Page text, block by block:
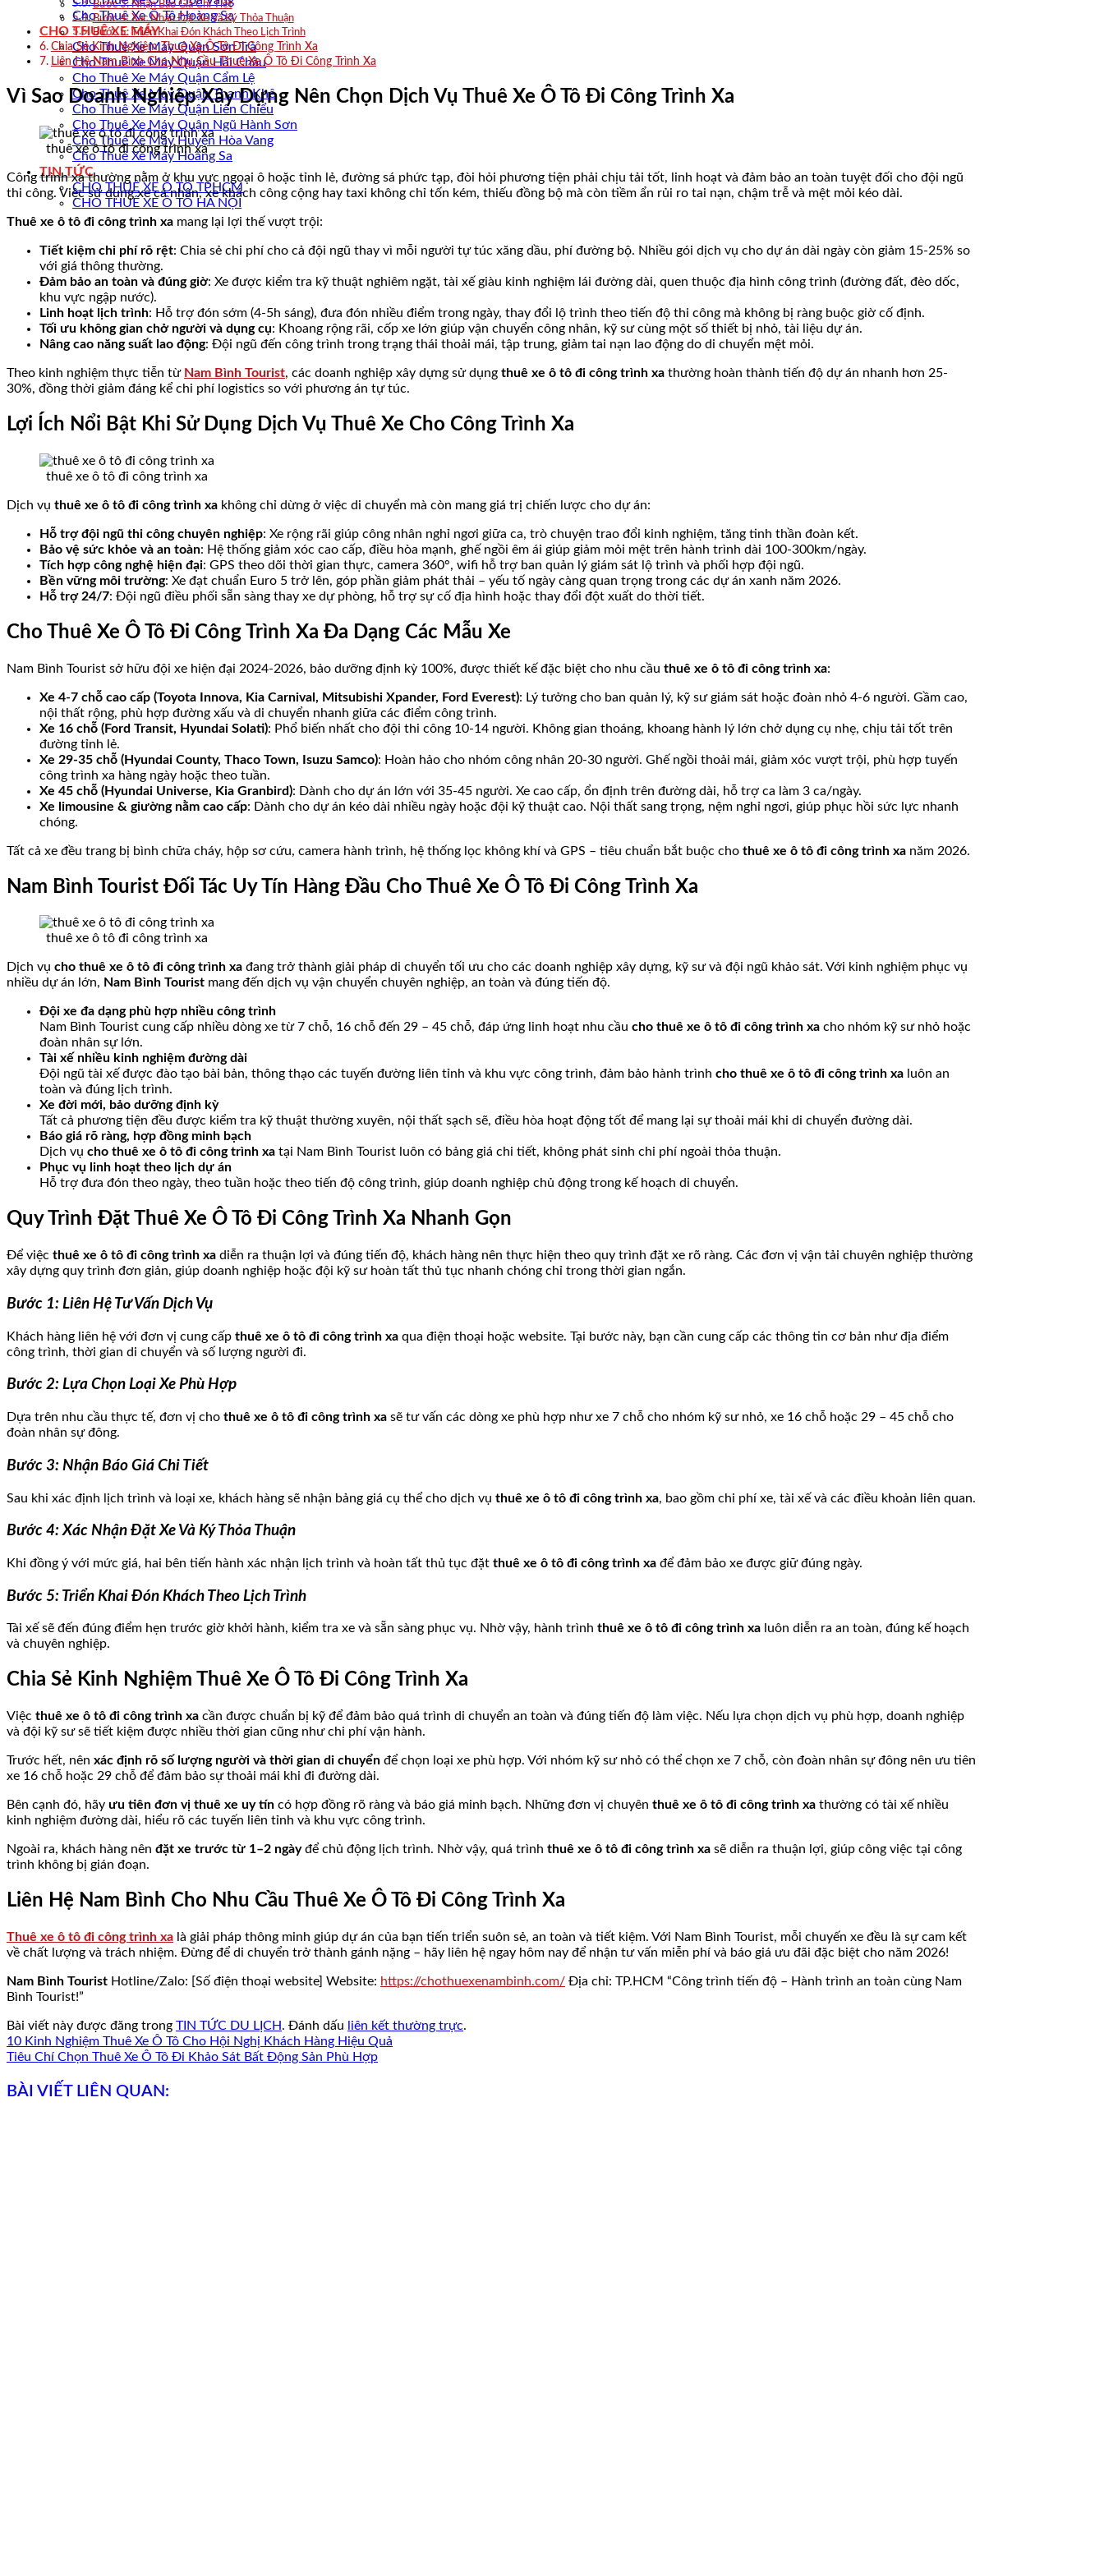
Cho Thuê Xe Ô Tô Hoàng Sa
CHO THUÊ XE MÁY
Cho Thuê Xe Máy Quận Sơn Trà
Cho Thuê Xe Máy Quận Hải Châu
Cho Thuê Xe Máy Quận Cẩm Lệ
Cho Thuê Xe Máy Quận Thanh Khê
Cho Thuê Xe Máy Quận Liên Chiểu
Cho Thuê Xe Máy Quận Ngũ Hành Sơn
Cho Thuê Xe Máy Huyện Hòa Vang
Cho Thuê Xe Máy Hoàng Sa
TIN TỨC
CHO THUÊ XE Ô TÔ TPHCM
CHO THUÊ XE Ô TÔ HÀ NỘI
Bước 3: Nhận Báo Giá Chi Tiết
Bước 4: Xác Nhận Đặt Xe Và Ký Thỏa Thuận
Bước 5: Triển Khai Đón Khách Theo Lịch Trình
Chia Sẻ Kinh Nghiệm Thuê Xe Ô Tô Đi Công Trình Xa
Liên Hệ Nam Bình Cho Nhu Cầu Thuê Xe Ô Tô Đi Công Trình Xa
Vì Sao Doanh Nghiệp Xây Dựng Nên Chọn Dịch Vụ Thuê Xe Ô Tô Đi Công Trình Xa
thuê xe ô tô đi công trình xa
Công trình xa thường nằm ở khu vực ngoại ô hoặc tỉnh lẻ, đường sá phức tạp, đòi hỏi phương tiện phải chịu tải tốt, linh hoạt và đảm bảo an toàn tuyệt đối cho đội ngũ
thi công. Việc sử dụng xe cá nhân, xe khách công cộng hay taxi không chỉ tốn kém, thiếu đồng bộ mà còn tiềm ẩn rủi ro tai nạn, chậm trễ và mệt mỏi kéo dài.
Thuê xe ô tô đi công trình xa mang lại lợi thế vượt trội:
Tiết kiệm chi phí rõ rệt: Chia sẻ chi phí cho cả đội ngũ thay vì mỗi người tự túc xăng dầu, phí đường bộ. Nhiều gói dịch vụ cho dự án dài ngày còn giảm 15-25% so
với giá thông thường.
Đảm bảo an toàn và đúng giờ: Xe được kiểm tra kỹ thuật nghiêm ngặt, tài xế giàu kinh nghiệm lái đường dài, quen thuộc địa hình công trình (đường đất, đèo dốc,
khu vực ngập nước).
Linh hoạt lịch trình: Hỗ trợ đón sớm (4-5h sáng), đưa đón nhiều điểm trong ngày, thay đổi lộ trình theo tiến độ thi công mà không bị ràng buộc giờ cố định.
Tối ưu không gian chở người và dụng cụ: Khoang rộng rãi, cốp xe lớn giúp vận chuyển công nhân, kỹ sư cùng một số thiết bị nhỏ, tài liệu dự án.
Nâng cao năng suất lao động: Đội ngũ đến công trình trong trạng thái thoải mái, tập trung, giảm tai nạn lao động do di chuyển mệt mỏi.
Theo kinh nghiệm thực tiễn từ Nam Bình Tourist, các doanh nghiệp xây dựng sử dụng thuê xe ô tô đi công trình xa thường hoàn thành tiến độ dự án nhanh hơn 25-
30%, đồng thời giảm đáng kể chi phí logistics so với phương án tự túc.
Lợi Ích Nổi Bật Khi Sử Dụng Dịch Vụ Thuê Xe Cho Công Trình Xa
thuê xe ô tô đi công trình xa
Dịch vụ thuê xe ô tô đi công trình xa không chỉ dừng ở việc di chuyển mà còn mang giá trị chiến lược cho dự án:
Hỗ trợ đội ngũ thi công chuyên nghiệp: Xe rộng rãi giúp công nhân nghỉ ngơi giữa ca, trò chuyện trao đổi kinh nghiệm, tăng tinh thần đoàn kết.
Bảo vệ sức khỏe và an toàn: Hệ thống giảm xóc cao cấp, điều hòa mạnh, ghế ngồi êm ái giúp giảm mỏi mệt trên hành trình dài 100-300km/ngày.
Tích hợp công nghệ hiện đại: GPS theo dõi thời gian thực, camera 360°, wifi hỗ trợ ban quản lý giám sát lộ trình và phối hợp đội ngũ.
Bền vững môi trường: Xe đạt chuẩn Euro 5 trở lên, góp phần giảm phát thải – yếu tố ngày càng quan trọng trong các dự án xanh năm 2026.
Hỗ trợ 24/7: Đội ngũ điều phối sẵn sàng thay xe dự phòng, hỗ trợ sự cố địa hình hoặc thay đổi đột xuất do thời tiết.
Cho Thuê Xe Ô Tô Đi Công Trình Xa Đa Dạng Các Mẫu Xe
Nam Bình Tourist sở hữu đội xe hiện đại 2024-2026, bảo dưỡng định kỳ 100%, được thiết kế đặc biệt cho nhu cầu thuê xe ô tô đi công trình xa:
Xe 4-7 chỗ cao cấp (Toyota Innova, Kia Carnival, Mitsubishi Xpander, Ford Everest): Lý tưởng cho ban quản lý, kỹ sư giám sát hoặc đoàn nhỏ 4-6 người. Gầm cao,
nội thất rộng, phù hợp đường xấu và di chuyển nhanh giữa các điểm công trình.
Xe 16 chỗ (Ford Transit, Hyundai Solati): Phổ biến nhất cho đội thi công 10-14 người. Không gian thoáng, khoang hành lý lớn chở dụng cụ nhẹ, chịu tải tốt trên
đường tỉnh lẻ.
Xe 29-35 chỗ (Hyundai County, Thaco Town, Isuzu Samco): Hoàn hảo cho nhóm công nhân 20-30 người. Ghế ngồi thoải mái, giảm xóc vượt trội, phù hợp tuyến
công trình xa hàng ngày hoặc theo tuần.
Xe 45 chỗ (Hyundai Universe, Kia Granbird): Dành cho dự án lớn với 35-45 người. Xe cao cấp, ổn định trên đường dài, hỗ trợ ca làm 3 ca/ngày.
Xe limousine & giường nằm cao cấp: Dành cho dự án kéo dài nhiều ngày hoặc đội kỹ thuật cao. Nội thất sang trọng, nệm nghỉ ngơi, giúp phục hồi sức lực nhanh
chóng.
Tất cả xe đều trang bị bình chữa cháy, hộp sơ cứu, camera hành trình, hệ thống lọc không khí và GPS – tiêu chuẩn bắt buộc cho thuê xe ô tô đi công trình xa năm 2026.
Nam Bình Tourist Đối Tác Uy Tín Hàng Đầu Cho Thuê Xe Ô Tô Đi Công Trình Xa
thuê xe ô tô đi công trình xa
Dịch vụ cho thuê xe ô tô đi công trình xa đang trở thành giải pháp di chuyển tối ưu cho các doanh nghiệp xây dựng, kỹ sư và đội ngũ khảo sát. Với kinh nghiệm phục vụ
nhiều dự án lớn, Nam Bình Tourist mang đến dịch vụ vận chuyển chuyên nghiệp, an toàn và đúng tiến độ.
Đội xe đa dạng phù hợp nhiều công trình
Nam Bình Tourist cung cấp nhiều dòng xe từ 7 chỗ, 16 chỗ đến 29 – 45 chỗ, đáp ứng linh hoạt nhu cầu cho thuê xe ô tô đi công trình xa cho nhóm kỹ sư nhỏ hoặc
đoàn nhân sự lớn.
Tài xế nhiều kinh nghiệm đường dài
Đội ngũ tài xế được đào tạo bài bản, thông thạo các tuyến đường liên tỉnh và khu vực công trình, đảm bảo hành trình cho thuê xe ô tô đi công trình xa luôn an
toàn và đúng lịch trình.
Xe đời mới, bảo dưỡng định kỳ
Tất cả phương tiện đều được kiểm tra kỹ thuật thường xuyên, nội thất sạch sẽ, điều hòa hoạt động tốt để mang lại sự thoải mái khi di chuyển đường dài.
Báo giá rõ ràng, hợp đồng minh bạch
Dịch vụ cho thuê xe ô tô đi công trình xa tại Nam Bình Tourist luôn có bảng giá chi tiết, không phát sinh chi phí ngoài thỏa thuận.
Phục vụ linh hoạt theo lịch dự án
Hỗ trợ đưa đón theo ngày, theo tuần hoặc theo tiến độ công trình, giúp doanh nghiệp chủ động trong kế hoạch di chuyển.
Quy Trình Đặt Thuê Xe Ô Tô Đi Công Trình Xa Nhanh Gọn
Để việc thuê xe ô tô đi công trình xa diễn ra thuận lợi và đúng tiến độ, khách hàng nên thực hiện theo quy trình đặt xe rõ ràng. Các đơn vị vận tải chuyên nghiệp thường
xây dựng quy trình đơn giản, giúp doanh nghiệp hoặc đội kỹ sư hoàn tất thủ tục nhanh chóng chỉ trong thời gian ngắn.
Bước 1: Liên Hệ Tư Vấn Dịch Vụ
Khách hàng liên hệ với đơn vị cung cấp thuê xe ô tô đi công trình xa qua điện thoại hoặc website. Tại bước này, bạn cần cung cấp các thông tin cơ bản như địa điểm
công trình, thời gian di chuyển và số lượng người đi.
Bước 2: Lựa Chọn Loại Xe Phù Hợp
Dựa trên nhu cầu thực tế, đơn vị cho thuê xe ô tô đi công trình xa sẽ tư vấn các dòng xe phù hợp như xe 7 chỗ cho nhóm kỹ sư nhỏ, xe 16 chỗ hoặc 29 – 45 chỗ cho
đoàn nhân sự đông.
Bước 3: Nhận Báo Giá Chi Tiết
Sau khi xác định lịch trình và loại xe, khách hàng sẽ nhận bảng giá cụ thể cho dịch vụ thuê xe ô tô đi công trình xa, bao gồm chi phí xe, tài xế và các điều khoản liên quan.
Bước 4: Xác Nhận Đặt Xe Và Ký Thỏa Thuận
Khi đồng ý với mức giá, hai bên tiến hành xác nhận lịch trình và hoàn tất thủ tục đặt thuê xe ô tô đi công trình xa để đảm bảo xe được giữ đúng ngày.
Bước 5: Triển Khai Đón Khách Theo Lịch Trình
Tài xế sẽ đến đúng điểm hẹn trước giờ khởi hành, kiểm tra xe và sẵn sàng phục vụ. Nhờ vậy, hành trình thuê xe ô tô đi công trình xa luôn diễn ra an toàn, đúng kế hoạch
và chuyên nghiệp.
Chia Sẻ Kinh Nghiệm Thuê Xe Ô Tô Đi Công Trình Xa
Việc thuê xe ô tô đi công trình xa cần được chuẩn bị kỹ để đảm bảo quá trình di chuyển an toàn và đúng tiến độ làm việc. Nếu lựa chọn dịch vụ phù hợp, doanh nghiệp
và đội kỹ sư sẽ tiết kiệm được nhiều thời gian cũng như chi phí vận hành.
Trước hết, nên xác định rõ số lượng người và thời gian di chuyển để chọn loại xe phù hợp. Với nhóm kỹ sư nhỏ có thể chọn xe 7 chỗ, còn đoàn nhân sự đông nên ưu tiên
xe 16 chỗ hoặc 29 chỗ để đảm bảo sự thoải mái khi đi đường dài.
Bên cạnh đó, hãy ưu tiên đơn vị thuê xe uy tín có hợp đồng rõ ràng và báo giá minh bạch. Những đơn vị chuyên thuê xe ô tô đi công trình xa thường có tài xế nhiều
kinh nghiệm đường dài, hiểu rõ các tuyến liên tỉnh và khu vực công trình.
Ngoài ra, khách hàng nên đặt xe trước từ 1–2 ngàyđể chủ động lịch trình. Nhờ vậy, quá trình thuê xe ô tô đi công trình xa sẽ diễn ra thuận lợi, giúp công việc tại công
trình không bị gián đoạn.
Liên Hệ Nam Bình Cho Nhu Cầu Thuê Xe Ô Tô Đi Công Trình Xa
Thuê xe ô tô đi công trình xa là giải pháp thông minh giúp dự án của bạn tiến triển suôn sẻ, an toàn và tiết kiệm. Với Nam Bình Tourist, mỗi chuyến xe đều là sự cam kết
về chất lượng và trách nhiệm. Đừng để di chuyển trở thành gánh nặng – hãy liên hệ ngay hôm nay để nhận tư vấn miễn phí và báo giá ưu đãi đặc biệt cho năm 2026!
Nam Bình Tourist Hotline/Zalo: [Số điện thoại website] Website: https://chothuexenambinh.com/ Địa chỉ: TP.HCM “Công trình tiến độ – Hành trình an toàn cùng Nam
Bình Tourist!”
Bài viết này được đăng trong TIN TỨC DU LỊCH. Đánh dấu liên kết thường trực.
10 Kinh Nghiệm Thuê Xe Ô Tô Cho Hội Nghị Khách Hàng Hiệu Quả
Tiêu Chí Chọn Thuê Xe Ô Tô Đi Khảo Sát Bất Động Sản Phù Hợp
BÀI VIẾT LIÊN QUAN: